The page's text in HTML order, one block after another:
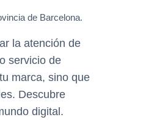
de Barcelona.
la atención de
servicio de
marca, sino que
Descubre
digital.